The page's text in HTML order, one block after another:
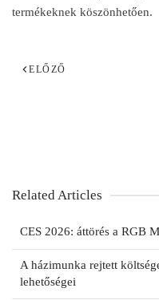
termékeknek köszönhetően.
ELŐZŐ
Related Articles
CES 2026: áttörés a RGB
A házimunka rejtett
lehetőségei